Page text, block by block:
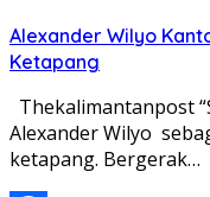
Alexander Wilyo
Ketapang
Thekalimantanpost
Alexander Wilyo
ketapang. Bergerak…